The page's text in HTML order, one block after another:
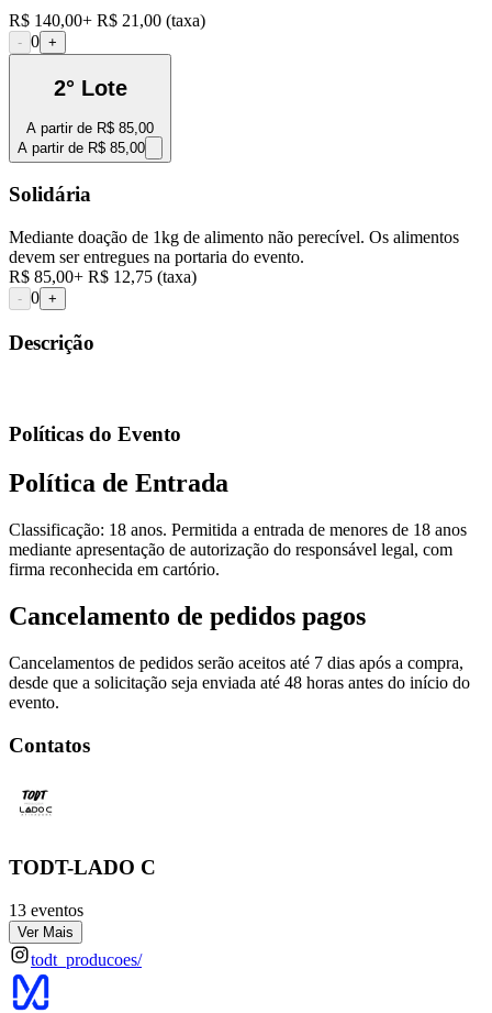
R$ 140,00+ R$ 21,00 (taxa)
- 0 +
2° Lote
A partir de R$ 85,00
A partir de R$ 85,00
Solidária
Mediante doação de 1kg de alimento não perecível. Os alimentos
devem ser entregues na portaria do evento.
R$ 85,00+ R$ 12,75 (taxa)
- 0 +
Descrição
Políticas do Evento
Política de Entrada
Classificação: 18 anos. Permitida a entrada de menores de 18 anos
mediante apresentação de autorização do responsável legal, com
firma reconhecida em cartório.
Cancelamento de pedidos pagos
Cancelamentos de pedidos serão aceitos até 7 dias após a compra,
desde que a solicitação seja enviada até 48 horas antes do início do
evento.
Contatos
TODT-LADO C
13 eventos
Ver Mais
todt_producoes/